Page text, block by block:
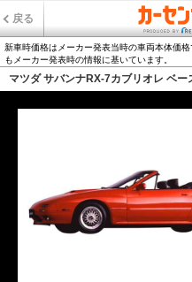
戻る
新車時価格はメーカー発表当時の車両本体価
もメーカー発表時の情報に基いています。
マツダ サバンナRX-7カブリオレ ベー